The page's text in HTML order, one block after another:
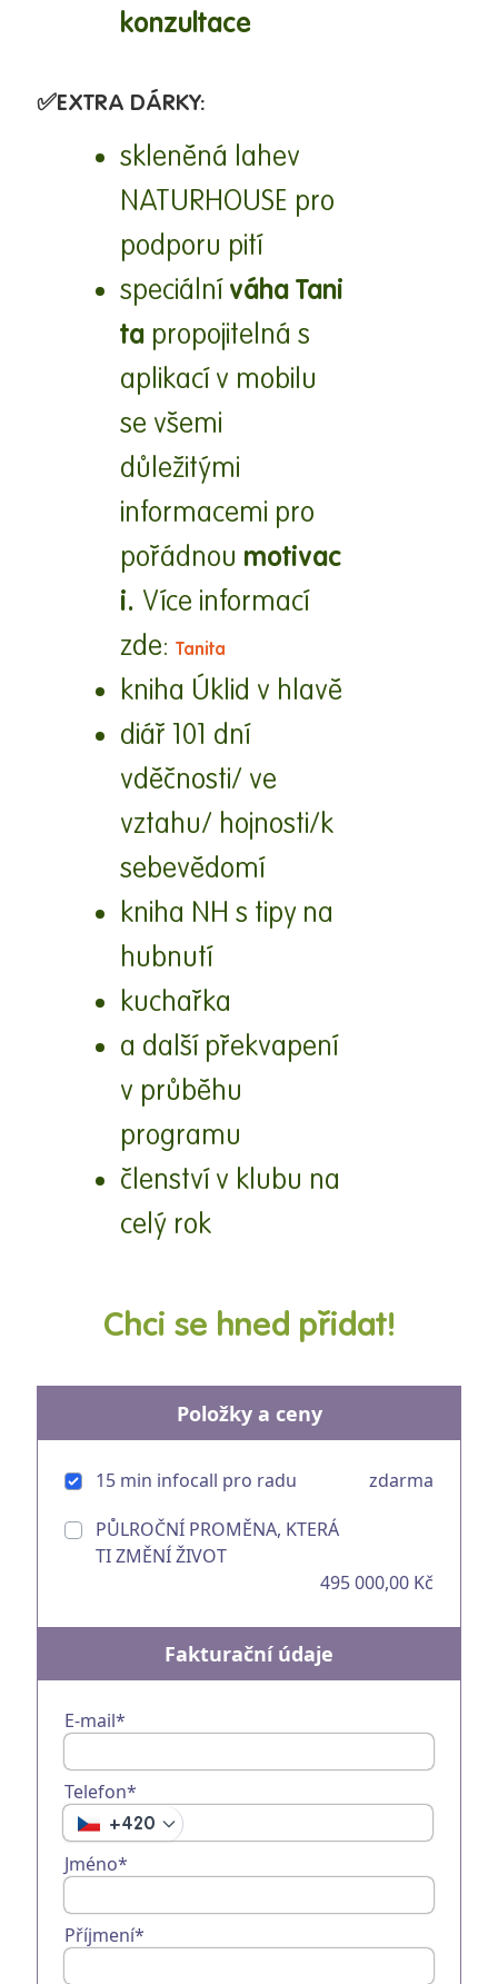
konzultace
✅EXTRA DÁRKY:
skleněná lahev
NATURHOUSE pro
podporu pití
speciální váhaTani
tapropojitelná s
aplikací v mobilu
se všemi
důležitými
informacemi pro
pořádnou motivac
i. Více informací
zde: Tanita
kniha Úklid v hlavě
diář 101 dní
vděčnosti/ ve
vztahu/ hojnosti/k
sebevědomí
kniha NH s tipy na
hubnutí
kuchařka
a další překvapení
v průběhu
programu
členství v klubu na
celý rok
Chci se hned přidat!
Položky a ceny
15 min infocall pro radu
zdarma
PŮLROČNÍ PROMĚNA, KTERÁ
TI ZMĚNÍ ŽIVOT
495 000,00 Kč
Fakturační údaje
E-mail*
Telefon*
+420
Jméno*
Příjmení*